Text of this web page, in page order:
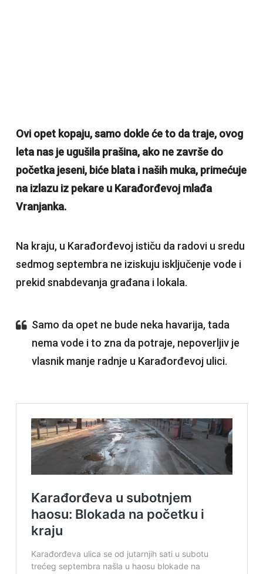
Ovi opet kopaju, samo dokle će to da traje, ovog
leta nas je ugušila prašina, ako ne završe do
početka jeseni, biće blata i naših muka, primećuje
na izlazu iz pekare u Karađorđevoj mlađa
Vranjanka.
Na kraju, u Karađorđevoj ističu da radovi u sredu
sedmog septembra ne iziskuju isključenje vode i
prekid snabdevanja građana i lokala.
Samo da opet ne bude neka havarija, tada
nema vode i to zna da potraje, nepoverljiv je
vlasnik manje radnje u Karađorđevoj ulici.